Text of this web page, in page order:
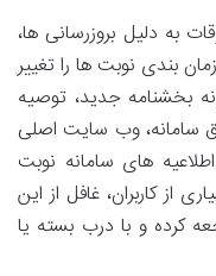
به دلیل بروزرسانی ها،
بندی نوبت ها را تغییر
بخشنامه جدید، توصیه
سامانه، وب سایت اصلی
های سامانه نوبت
از کاربران، غافل از این
کرده و با درب بسته یا